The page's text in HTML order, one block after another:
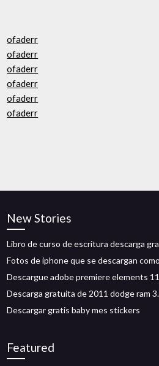
ofaderr
ofaderr
ofaderr
ofaderr
ofaderr
ofaderr
New Stories
Libro de curso de escritura descarga
Fotos de iphone que se descargan
Descargue adobe premiere elements
Descarga gratuita de 2011 dodge ram
Descargar gratis baby mes stickers
Featured